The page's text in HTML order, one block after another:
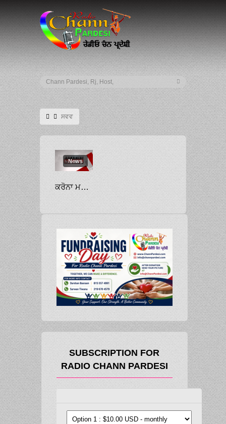
ਸਵਵ
News
ਕਰੋਨਾ ਮਹਾਮਾਰੀ ਵਿੱਚ ਸੇਵਾਵਾਂ ਨਿਭਾਉਣ ਵਾਲੇ ਮੁਲਾਜ਼ਮਾਂ ਦੇ ਹੱਕ ਵਿੱਚ ਨਿੱਤਰੇ ਰਾਜਾ ਵੜਿੰਗ
SUBSCRIPTION FOR
RADIO CHANN PARDESI